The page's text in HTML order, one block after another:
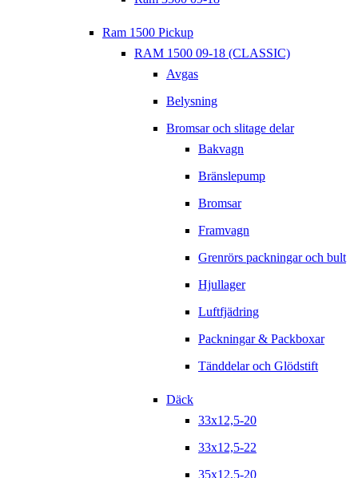
Ram 1500 Pickup
RAM 1500 09-18 (CLASSIC)
Avgas
Belysning
Bromsar och slitage delar
Bakvagn
Bränslepump
Bromsar
Framvagn
Grenrörs packningar och bult
Hjullager
Luftfjädring
Packningar & Packboxar
Tänddelar och Glödstift
Däck
33x12,5-20
33x12,5-22
35x12,5-20